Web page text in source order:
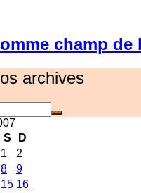
champ
archives
S
D
1
2
8
9
15 16